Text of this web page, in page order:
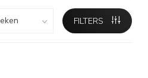
FILTERS